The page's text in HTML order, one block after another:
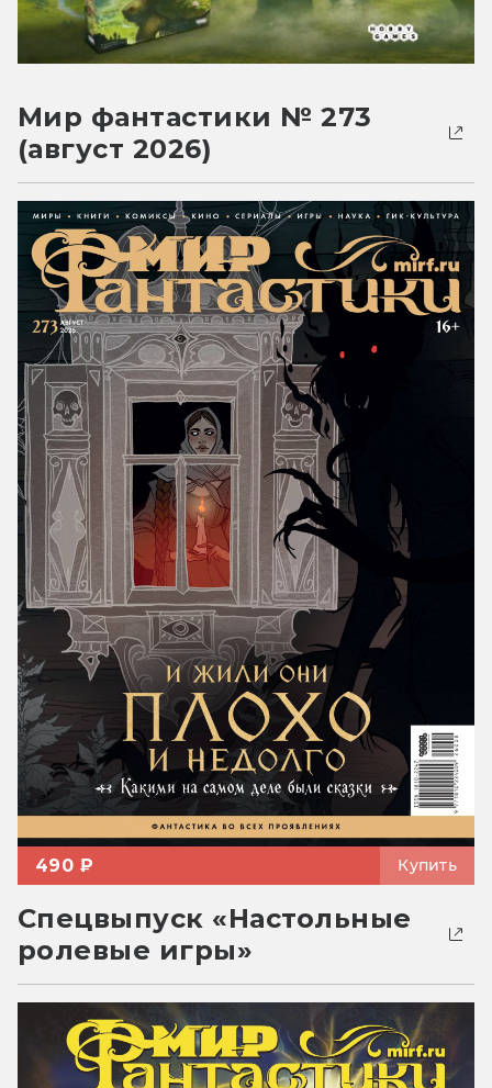
Мир фантастики № 273
(август 2026)
490 ₽ Купить
Спецвыпуск «Настольные
ролевые игры»